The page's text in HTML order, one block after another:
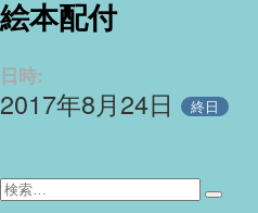
絵本配付
日時:
2017年8月24日 終日
検
検